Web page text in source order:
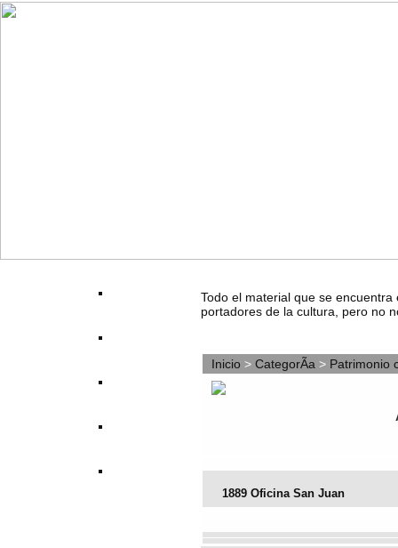
Todo el material que se
portadores de la cultura, pero no
Inicio > CategorÃ­a > Patrimonio
1889 Oficina San Juan